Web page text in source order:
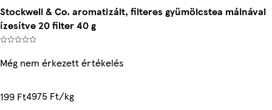
Stockwell & Co. aromatizált, filteres gyümölcstea málnával
ízesítve 20 filter 40 g
Még nem érkezett értékelés
199 Ft4975 Ft/kg